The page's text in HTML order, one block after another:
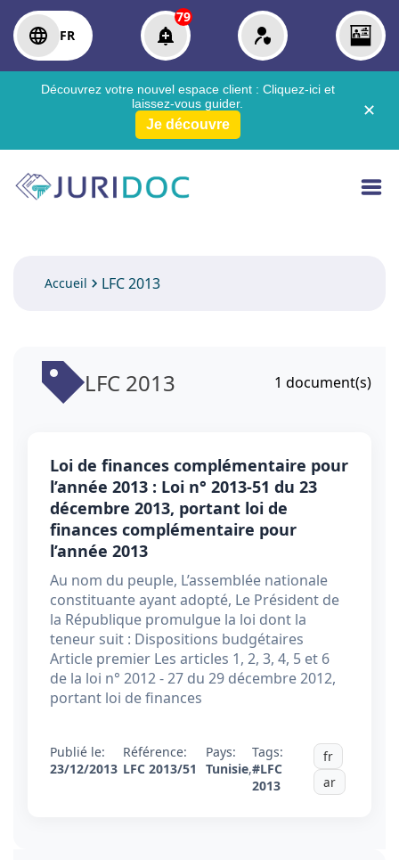
FR
79
Découvrez votre nouvel espace client : Cliquez-ici et
laissez-vous guider.
Je découvre
✕
Accueil LFC 2013
LFC 2013 1 document(s)
Loi de finances complémentaire pour
l’année 2013 : Loi n° 2013-51 du 23
décembre 2013, portant loi de
finances complémentaire pour
l’année 2013
Au nom du peuple, L’assemblée nationale
constituante ayant adopté, Le Président de
la République promulgue la loi dont la
teneur suit : Dispositions budgétaires
Article premier Les articles 1, 2, 3, 4, 5 et 6
de la loi n° 2012 - 27 du 29 décembre 2012,
portant loi de finances
Publié le:
23/12/2013
Référence:
LFC 2013/51
Pays:
Tunisie,
Tags:
#LFC
2013
fr
ar